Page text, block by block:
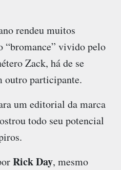
rendeu muitos
“bromance” vivido pelo
Zack, há de se
outro participante.
um editorial da marca
todo seu potencial
Rick Day, mesmo